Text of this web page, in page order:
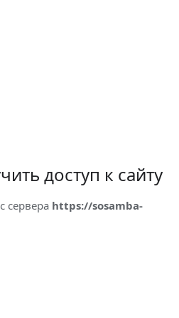
доступ к сайту
сервера https://sosamba-